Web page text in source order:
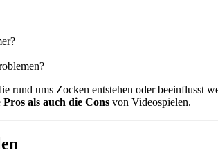
rund ums Zocken entstehen oder beeinflusst
Pros als auch die Cons von Videospielen.